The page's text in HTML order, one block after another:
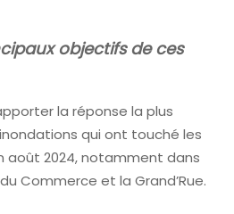
objectifs de ces
la réponse la plus
qui ont touché les
août 2024, notamment dans
Commerce et la Grand’Rue.